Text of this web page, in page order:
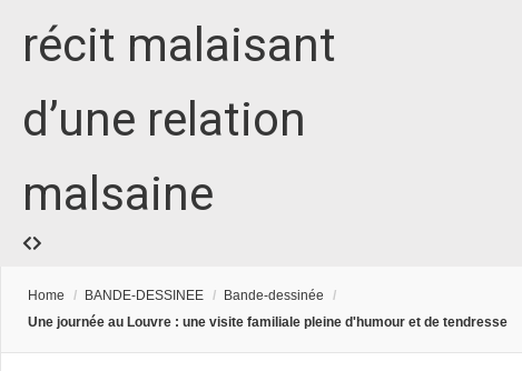
récit malaisant
d’une relation
malsaine
Home / BANDE-DESSINEE / Bande-dessinée
/
Une journée au Louvre : une visite familiale pleine d'humour et de tendresse